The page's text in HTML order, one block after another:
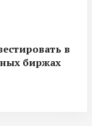
в
биржах